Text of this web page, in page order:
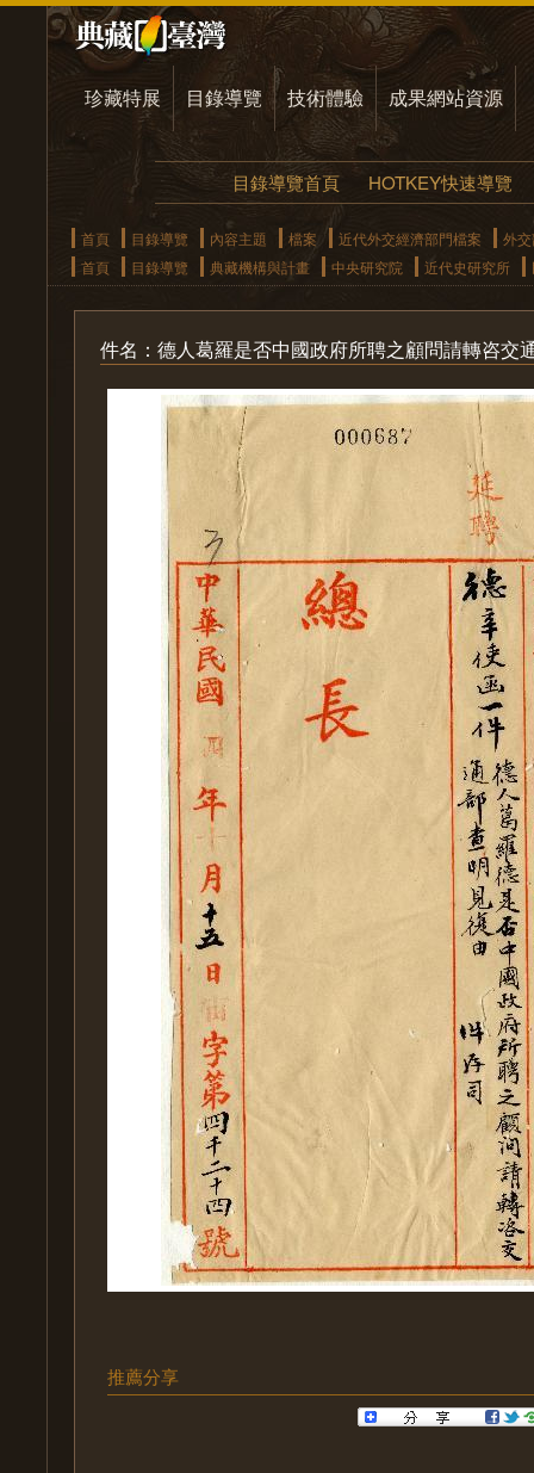
珍藏特展 目錄導覽 技術體驗 成果網站資源
目錄導覽首頁 HOTKEY快速導覽
首頁 目錄導覽 內容主題 檔案 近代外交經濟部門檔案
外
首頁
目錄導覽 典藏機構與計畫 中央研究院 近代史研究所
件名：德人葛羅是否中國政府所聘之顧問請轉咨交
推薦分享